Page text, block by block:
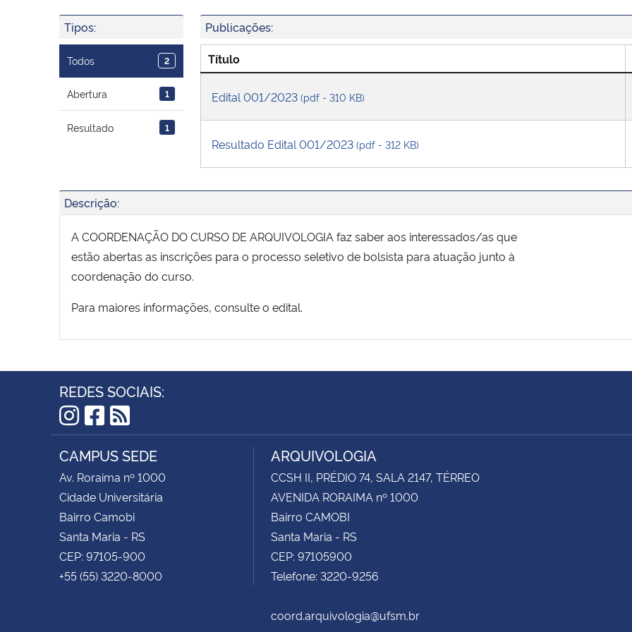
Tipos:
Todos 2
Abertura 1
Resultado 1
Publicações:
Título
Edital 001/2023 (pdf - 310 KB)
Resultado Edital 001/2023 (pdf - 312 KB)
Descrição:
A COORDENAÇÃO DO CURSO DE ARQUIVOLOGIA faz saber aos interessados/as que
estão abertas as inscrições para o processo seletivo de bolsista para atuação junto à
coordenação do curso.
Para maiores informações, consulte o edital.
REDES SOCIAIS:
Instagram
Facebook
RSS
CAMPUS SEDE
Av. Roraima nº 1000
Cidade Universitária
Bairro Camobi
Santa Maria - RS
CEP: 97105-900
+55 (55) 3220-8000
ARQUIVOLOGIA
CCSH II, PRÉDIO 74, SALA 2147, TÉRREO
AVENIDA RORAIMA nº 1000
Bairro CAMOBI
Santa Maria - RS
CEP: 97105900
Telefone: 3220-9256
coord.arquivologia@ufsm.br